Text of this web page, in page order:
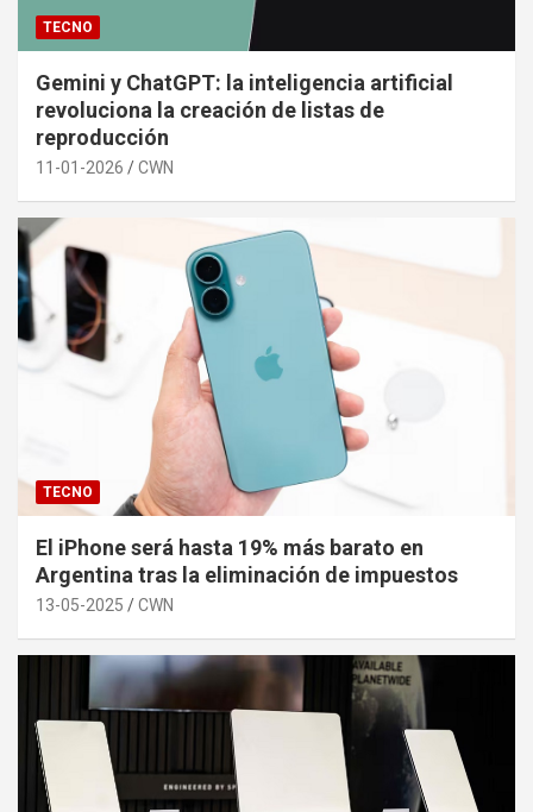
TECNO
Gemini y ChatGPT: la inteligencia artificial
revoluciona la creación de listas de
reproducción
11-01-2026 CWN
TECNO
El iPhone será hasta 19% más barato en
Argentina tras la eliminación de impuestos
13-05-2025 CWN